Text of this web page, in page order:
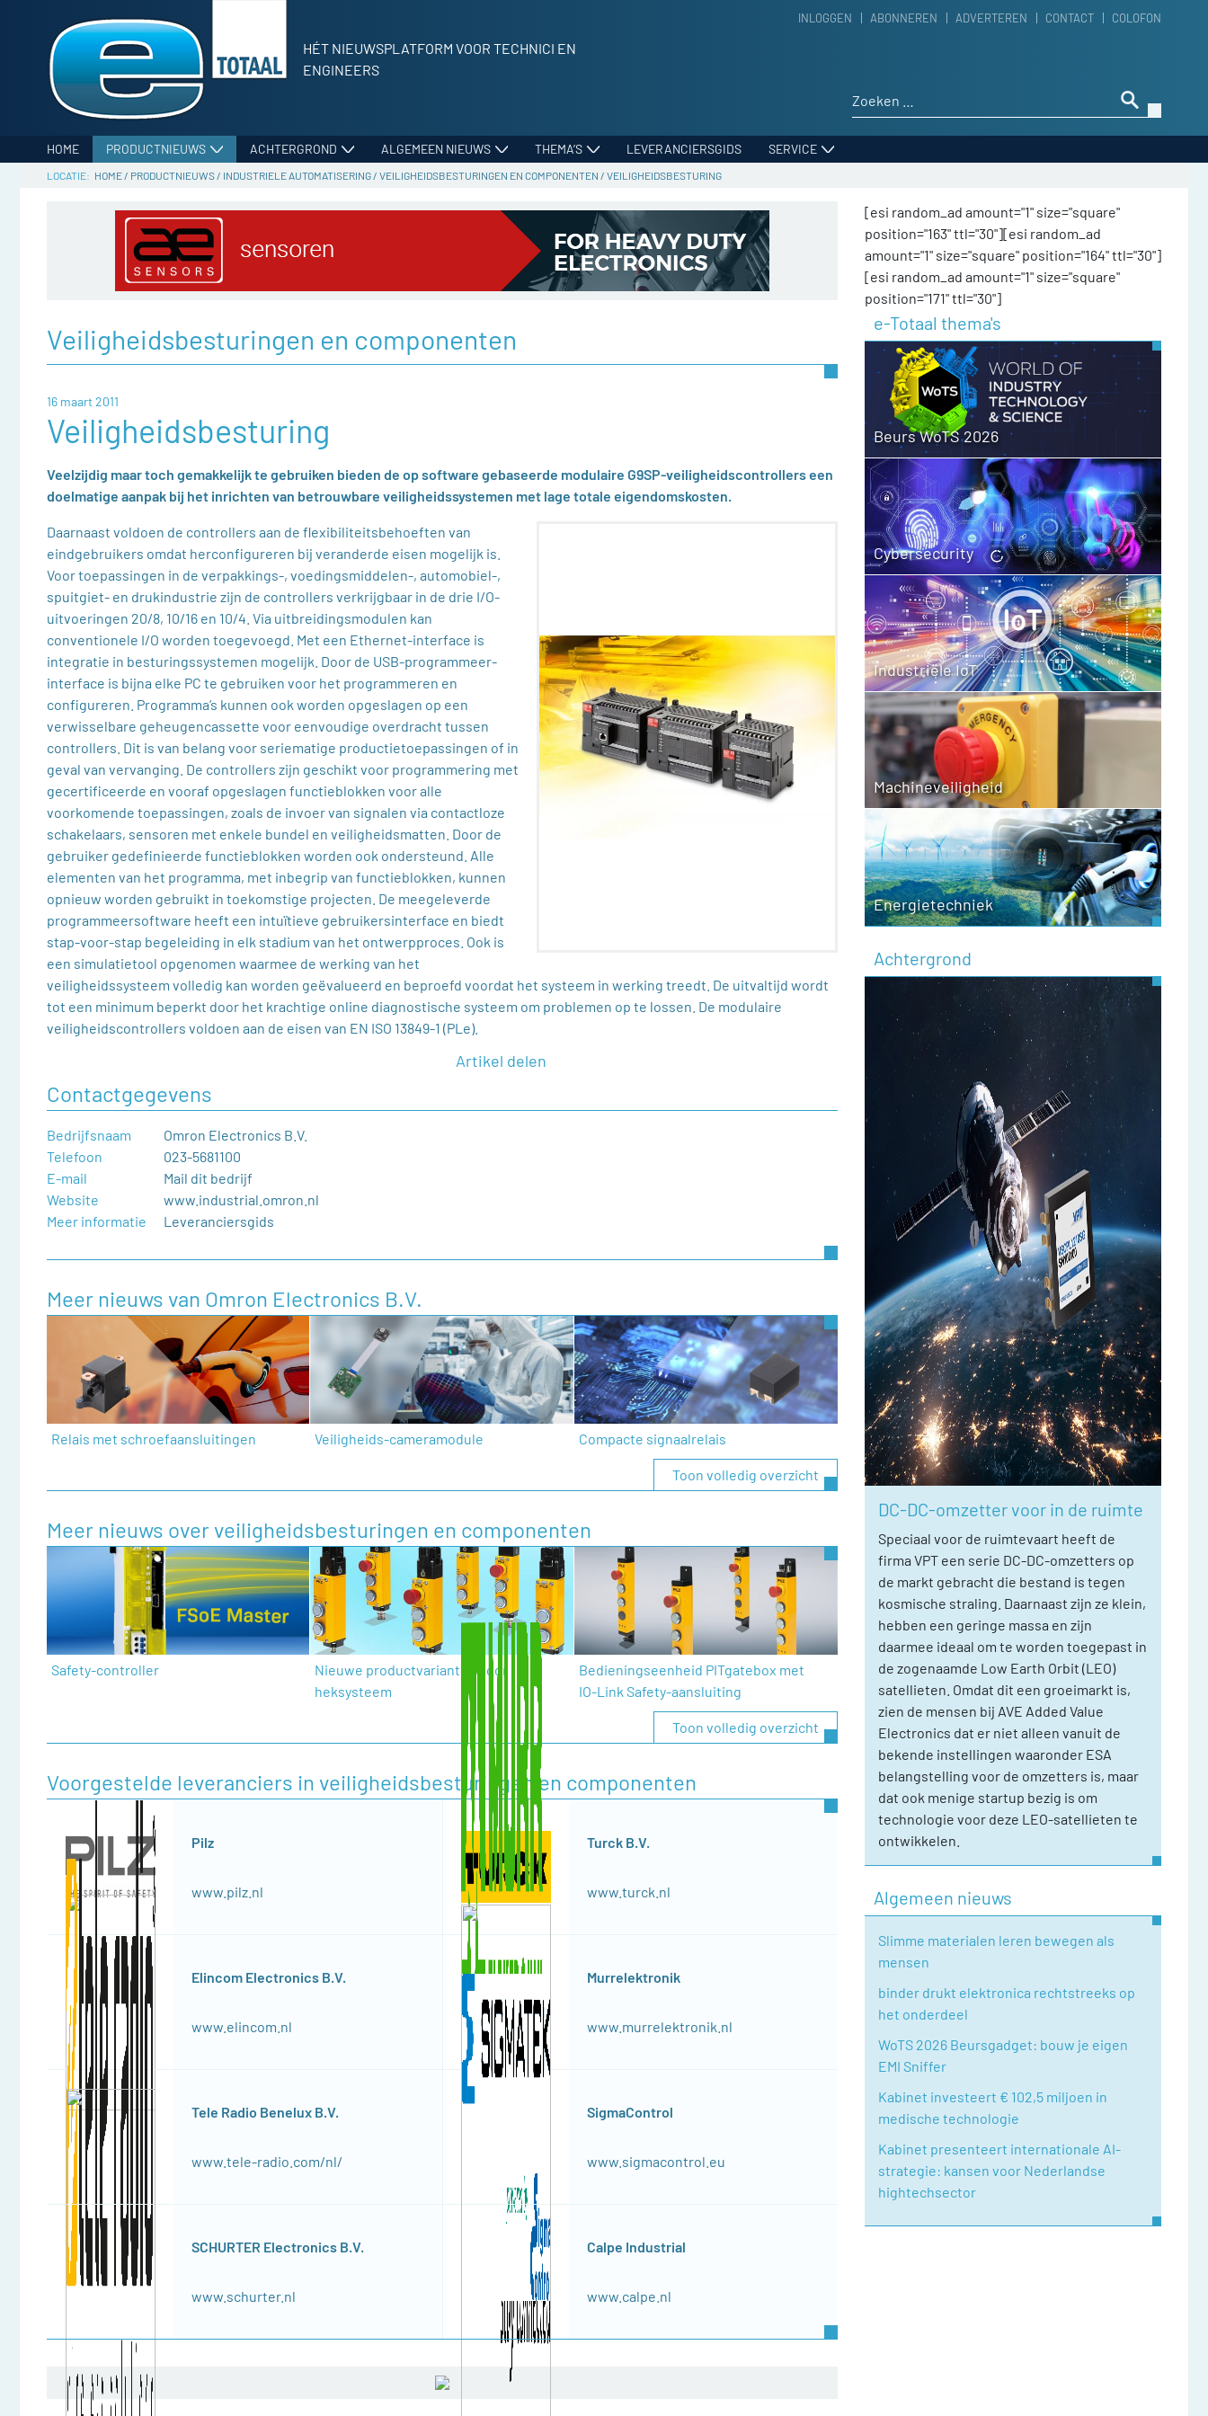
HÉT NIEUWSPLATFORM VOOR TECHNICI EN
ENGINEERS
INLOGGEN ABONNEREN ADVERTEREN CONTACT COLOFON
HOME PRODUCTNIEUWS ACHTERGROND ALGEMEEN NIEUWS THEMA’S LEVERANCIERSGIDS SERVICE
HOME/ PRODUCTNIEUWS/ INDUSTRIELE AUTOMATISERING/ VEILIGHEIDSBESTURINGEN EN COMPONENTEN / VEILIGHEIDSBESTURING
Veiligheidsbesturingen en componenten
16 maart 2011
Veiligheidsbesturing
Veelzijdig maar toch gemakkelijk te gebruiken bieden de op software gebaseerde modulaire G9SP-veiligheidscontrollers een
doelmatige aanpak bij het inrichten van betrouwbare veiligheidssystemen met lage totale eigendomskosten.
Daarnaast voldoen de controllers aan de flexibiliteitsbehoeften van
eindgebruikers omdat herconfigureren bij veranderde eisen mogelijk is.
Voor toepassingen in de verpakkings-, voedingsmiddelen-, automobiel-,
spuitgiet- en drukindustrie zijn de controllers verkrijgbaar in de drie I/O-
uitvoeringen 20/8, 10/16 en 10/4. Via uitbreidingsmodulen kan
conventionele I/O worden toegevoegd. Met een Ethernet-interface is
integratie in besturingssystemen mogelijk. Door de USB-programmeer-
interface is bijna elke PC te gebruiken voor het programmeren en
configureren. Programma’s kunnen ook worden opgeslagen op een
verwisselbare geheugencassette voor eenvoudige overdracht tussen
controllers. Dit is van belang voor seriematige productietoepassingen of in
geval van vervanging. De controllers zijn geschikt voor programmering met
gecertificeerde en vooraf opgeslagen functieblokken voor alle
voorkomende toepassingen, zoals de invoer van signalen via contactloze
schakelaars, sensoren met enkele bundel en veiligheidsmatten. Door de
gebruiker gedefinieerde functieblokken worden ook ondersteund. Alle
elementen van het programma, met inbegrip van functieblokken, kunnen
opnieuw worden gebruikt in toekomstige projecten. De meegeleverde
programmeersoftware heeft een intuïtieve gebruikersinterface en biedt
stap-voor-stap begeleiding in elk stadium van het ontwerpproces. Ook is
een simulatietool opgenomen waarmee de werking van het
veiligheidssysteem volledig kan worden geëvalueerd en beproefd voordat het systeem in werking treedt. De uitvaltijd wordt
tot een minimum beperkt door het krachtige online diagnostische systeem om problemen op te lossen. De modulaire
veiligheidscontrollers voldoen aan de eisen van EN ISO 13849-1 (PLe).
Artikel delen
Contactgegevens
Bedrijfsnaam
Omron Electronics B.V.
Telefoon
023-5681100
E-mail
Mail dit bedrijf
Website
www.industrial.omron.nl
Meer informatie
Leveranciersgids
Meer nieuws van Omron Electronics B.V.
Relais met schroefaansluitingen Veiligheids-cameramodule Compacte signaalrelais
Toon volledig overzicht
Meer nieuws over veiligheidsbesturingen en componenten
Safety-controller
Nieuwe productvarianten voor
heksysteem
Bedieningseenheid PITgatebox met
IO-Link Safety-aansluiting
Toon volledig overzicht
Voorgestelde leveranciers in veiligheidsbesturingen en componenten
Pilz
www.pilz.nl
Turck B.V.
www.turck.nl
Elincom Electronics B.V.
www.elincom.nl
Murrelektronik
www.murrelektronik.nl
Tele Radio Benelux B.V.
www.tele-radio.com/nl/
SigmaControl
www.sigmacontrol.eu
SCHURTER Electronics B.V.
www.schurter.nl
Calpe Industrial
www.calpe.nl
[esi random_ad amount="1" size="square"
position="163" ttl="30"][esi random_ad
amount="1" size="square" position="164" ttl="30"]
[esi random_ad amount="1" size="square"
position="171" ttl="30"]
e-Totaal thema's
Beurs WoTS 2026
Cybersecurity
Industriële IoT
Machineveiligheid
Energietechniek
Achtergrond
DC-DC-omzetter voor in de ruimte
Speciaal voor de ruimtevaart heeft de
firma VPT een serie DC-DC-omzetters op
de markt gebracht die bestand is tegen
kosmische straling. Daarnaast zijn ze klein,
hebben een geringe massa en zijn
daarmee ideaal om te worden toegepast in
de zogenaamde Low Earth Orbit (LEO)
satellieten. Omdat dit een groeimarkt is,
zien de mensen bij AVE Added Value
Electronics dat er niet alleen vanuit de
bekende instellingen waaronder ESA
belangstelling voor de omzetters is, maar
dat ook menige startup bezig is om
technologie voor deze LEO-satellieten te
ontwikkelen.
Algemeen nieuws
Slimme materialen leren bewegen als
mensen
binder drukt elektronica rechtstreeks op
het onderdeel
WoTS 2026 Beursgadget: bouw je eigen
EMI Sniffer
Kabinet investeert € 102,5 miljoen in
medische technologie
Kabinet presenteert internationale AI-
strategie: kansen voor Nederlandse
hightechsector